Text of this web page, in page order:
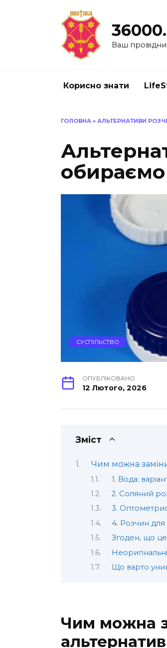
Ваш
Корисно знати
ГОЛОВНА » АЛЬТЕРНАТИВИ
СУСПІЛЬСТВО
ОПУБЛІКОВАНО
12 Лютого, 2026
Зміст
Чим можна
1. Вода:
2. Соляний
3.
4. Розчин для
Згоден, що
Що варто
Чим можна